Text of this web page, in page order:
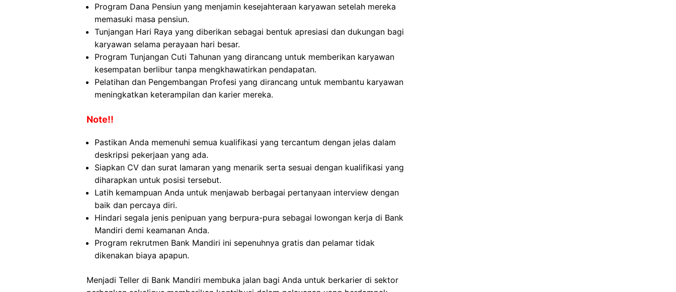
Program Dana Pensiun yang menjamin kesejahteraan karyawan setelah mereka
memasuki masa pensiun.
Tunjangan Hari Raya yang diberikan sebagai bentuk apresiasi dan dukungan bagi
karyawan selama perayaan hari besar.
Program Tunjangan Cuti Tahunan yang dirancang untuk memberikan karyawan
kesempatan berlibur tanpa mengkhawatirkan pendapatan.
Pelatihan dan Pengembangan Profesi yang dirancang untuk membantu karyawan
meningkatkan keterampilan dan karier mereka.
Note!!
Pastikan Anda memenuhi semua kualifikasi yang tercantum dengan jelas dalam
deskripsi pekerjaan yang ada.
Siapkan CV dan surat lamaran yang menarik serta sesuai dengan kualifikasi yang
diharapkan untuk posisi tersebut.
Latih kemampuan Anda untuk menjawab berbagai pertanyaan interview dengan
baik dan percaya diri.
Hindari segala jenis penipuan yang berpura-pura sebagai lowongan kerja di Bank
Mandiri demi keamanan Anda.
Program rekrutmen Bank Mandiri ini sepenuhnya gratis dan pelamar tidak
dikenakan biaya apapun.
Menjadi Teller di Bank Mandiri membuka jalan bagi Anda untuk berkarier di sektor